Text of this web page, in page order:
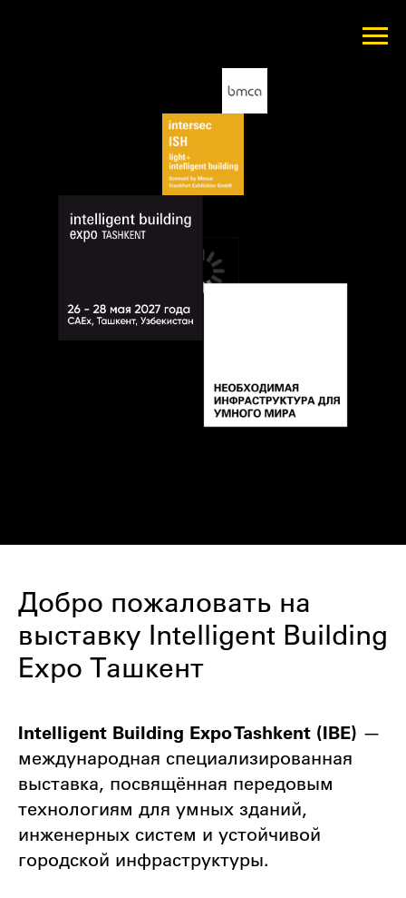
Добро пожаловать на
выставку Intelligent Building
Expo Ташкент
Intelligent Building Expo Tashkent (IBE) —
международная специализированная
выставка, посвящённая передовым
технологиям для умных зданий,
инженерных систем и устойчивой
городской инфраструктуры.